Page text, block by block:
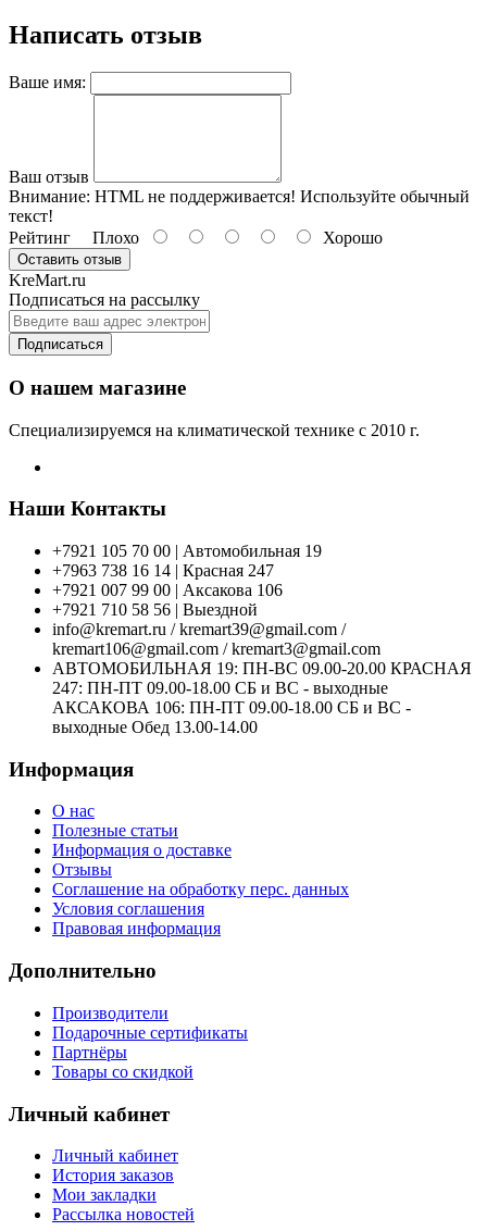
Написать отзыв
Ваше имя:
Ваш отзыв
Внимание: HTML не поддерживается! Используйте обычный
текст!
Рейтинг Плохо Хорошо
Оставить отзыв
KreMart.ru
Подписаться на рассылку
Подписаться
О нашем магазине
Специализируемся на климатической технике с 2010 г.
Наши Контакты
+7921 105 70 00 | Автомобильная 19
+7963 738 16 14 | Красная 247
+7921 007 99 00 | Аксакова 106
+7921 710 58 56 | Выездной
info@kremart.ru / kremart39@gmail.com /
kremart106@gmail.com / kremart3@gmail.com
АВТОМОБИЛЬНАЯ 19: ПН-ВС 09.00-20.00 КРАСНАЯ
247: ПН-ПТ 09.00-18.00 СБ и ВС - выходные
АКСАКОВА 106: ПН-ПТ 09.00-18.00 СБ и ВС -
выходные Обед 13.00-14.00
Информация
О нас
Полезные статьи
Информация о доставке
Отзывы
Соглашение на обработку перс. данных
Условия соглашения
Правовая информация
Дополнительно
Производители
Подарочные сертификаты
Партнёры
Товары со скидкой
Личный кабинет
Личный кабинет
История заказов
Мои закладки
Рассылка новостей